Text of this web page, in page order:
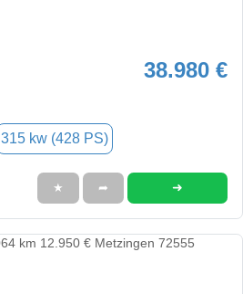
38.980 €
315 kw (428 PS)
★ ➦ ➜